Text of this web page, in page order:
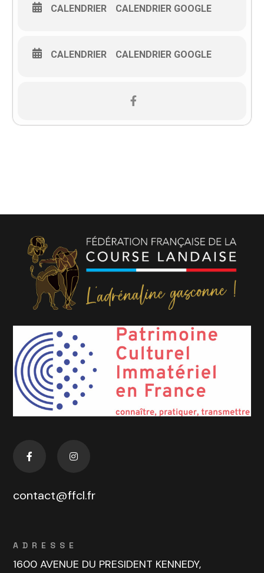
CALENDRIER CALENDRIER GOOGLE
CALENDRIER CALENDRIER GOOGLE
contact@ffcl.fr
ADRESSE
1600 AVENUE DU PRESIDENT KENNEDY,